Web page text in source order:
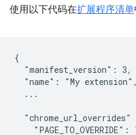
使用以下代码在扩展程序清单
{
  "manifest_version": 3,
  "name": "My extension",
  ...
"chrome_url_overrides"
"PAGE_TO_OVERRIDE":